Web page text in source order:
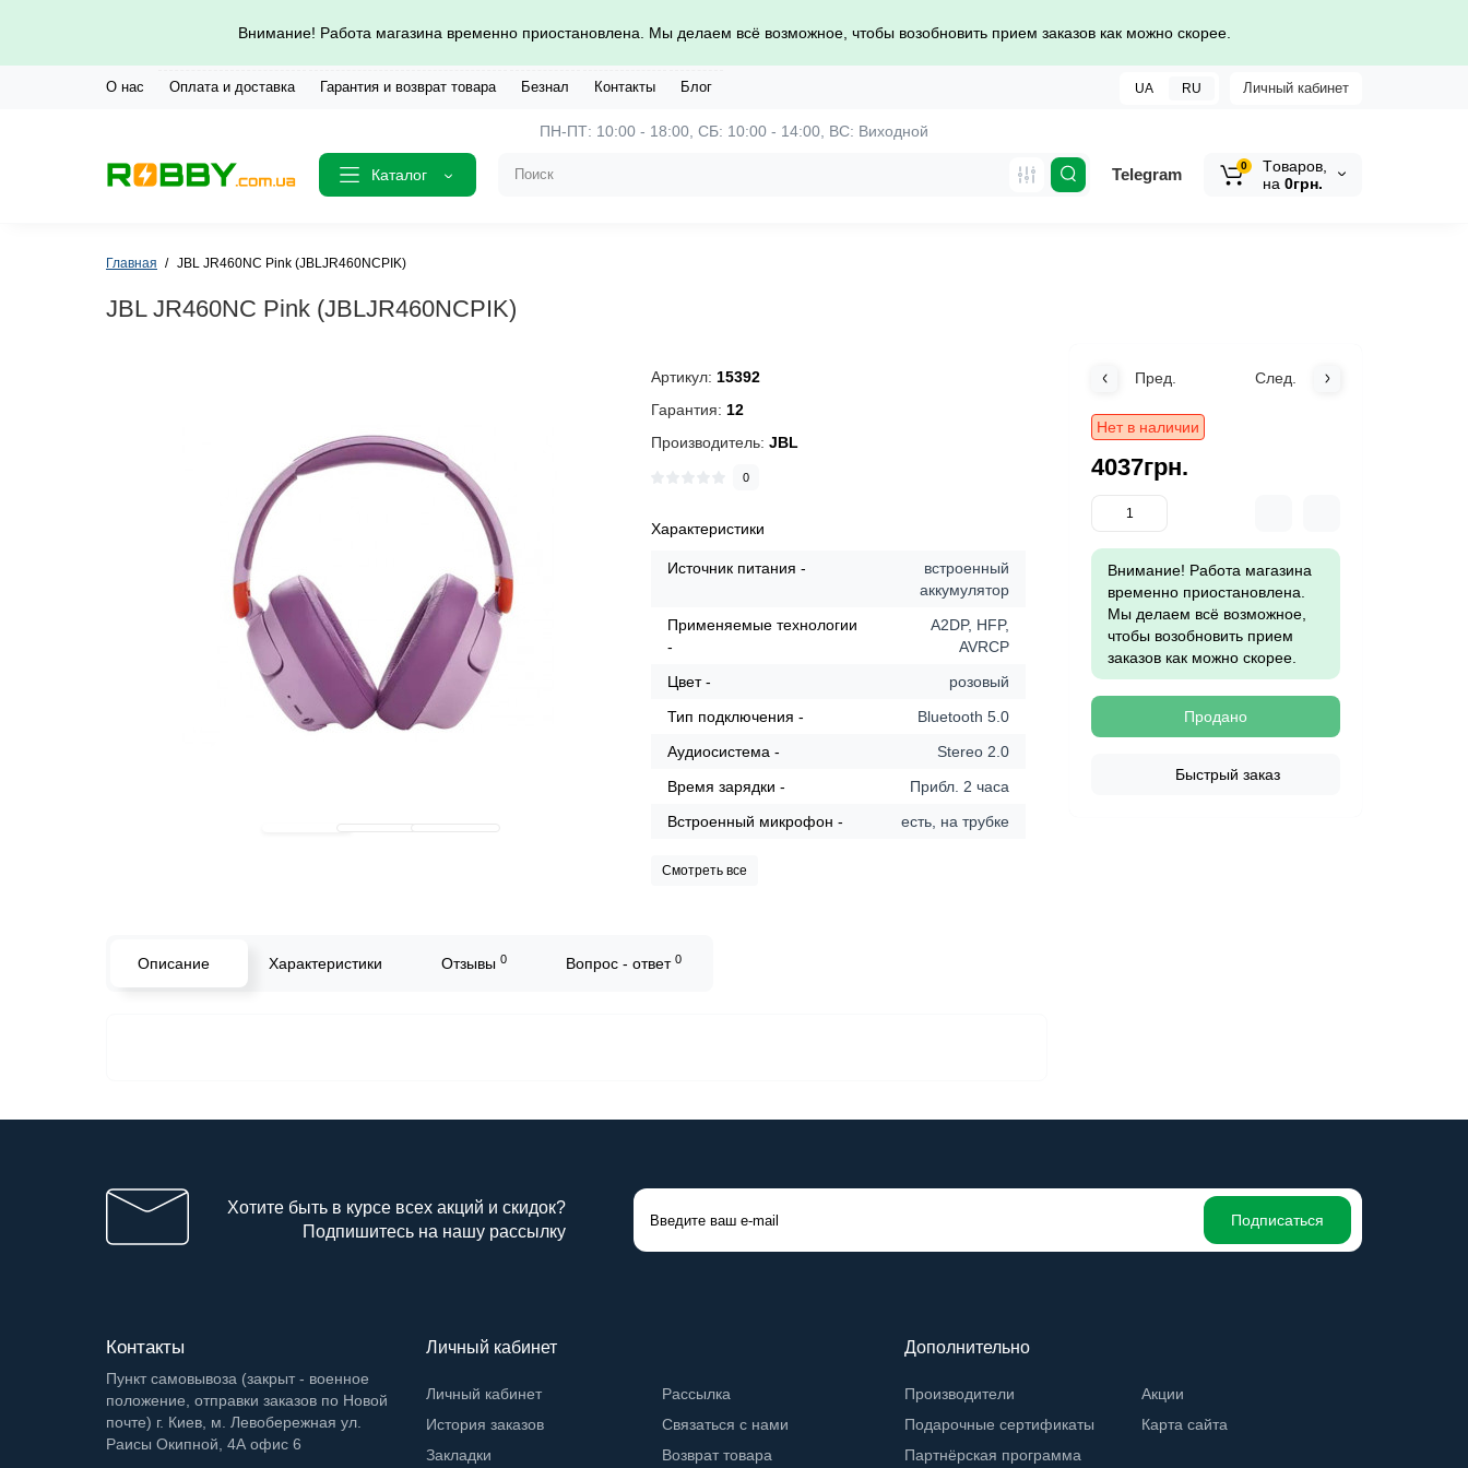
Внимание! Работа магазина временно приостановлена. Мы делаем всё возможное, чтобы возобновить прием заказов как можно скорее.
О нас Оплата и доставка Гарантия и возврат товара Безнал Контакты Блог Личный кабинет
UA RU
Каталог
ПН-ПТ: 10:00 - 18:00, СБ: 10:00 - 14:00, ВС: Виходной
Telegram 0
Tоваров,
на 0грн.
Главная JBL JR460NC Pink (JBLJR460NCPIK)
JBL JR460NC Pink (JBLJR460NCPIK)
Артикул: 15392
Гарантия: 12
Производитель:JBL
0
Характеристики
Источник питания -
встроенный
аккумулятор
Применяемые технологии
-
A2DP, HFP,
AVRCP
Цвет -
розовый
Тип подключения -
Bluetooth 5.0
Аудиосистема -
Stereo 2.0
Время зарядки -
Прибл. 2 часа
Встроенный микрофон -
есть, на трубке
Смотреть все
Пред. След.
Нет в наличии
4037грн.
Внимание! Работа магазина
временно приостановлена.
Мы делаем всё возможное,
чтобы возобновить прием
заказов как можно скорее.
Продано
Быстрый заказ
Описание Характеристики Отзывы 0 Вопрос - ответ 0
Хотите быть в курсе всех акций и скидок?
Подпишитесь на нашу рассылку
Подписаться
Контакты
Пункт самовывоза (закрыт - военное
положение, отправки заказов по Новой
почте) г. Киев, м. Левобережная ул.
Раисы Окипной, 4А офис 6
Личный кабинет
Личный кабинет
История заказов
Закладки
Рассылка
Связаться с нами
Возврат товара
Дополнительно
Производители
Подарочные сертификаты
Партнёрская программа
Акции
Карта сайта